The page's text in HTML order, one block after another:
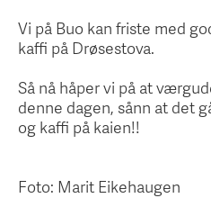
Vi på Buo kan friste med
kaffi på Drøsestova.
Så nå håper vi på at
denne dagen, sånn at det
og kaffi på kaien!!
Foto: Marit Eikehaugen